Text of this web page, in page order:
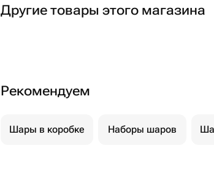
Другие товары этого магазина
Рекомендуем
Шары в коробке Наборы шаров